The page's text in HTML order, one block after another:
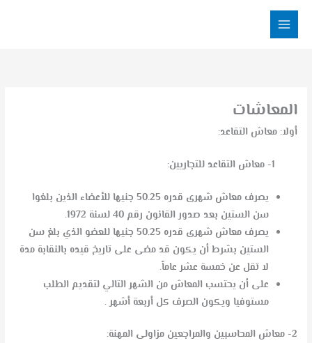
تخطي
المحتوى
المعاشات
أولا: معاش التقاعد:
يصرف معاش شهری قدره 50.25 جنيها للأعضاء الذين بلغوا
سن الستين بعد صدور القانون رقم 40 لسنة 1972.
يصرف معاش شهری قدره 50.25 جنيها للعضو الذي بلغ سن
الستين بشرط أن يكون قد مضى على تاريخ قيده بالنقابة مدة
لا تقل عن خمسة عشر عاماً.
على أن يحتسب المعاش من الشهر التالي لتقديم الطلب
مستوفيا ويكون الصرف كل أربعة أشهر .
2- معاش المحاسبين والمراجعين مزاولى المهنة: